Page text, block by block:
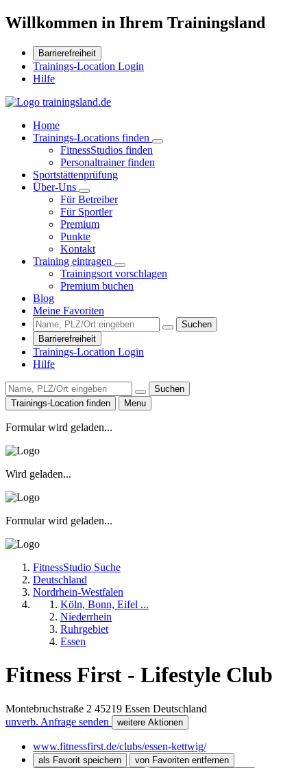
Willkommen in Ihrem Trainingsland
Barrierefreiheit
Trainings-Location Login
Hilfe
Home
Trainings-Locations finden
FitnessStudios finden
Personaltrainer finden
Sportstättenprüfung
Über-Uns
Für Betreiber
Für Sportler
Premium
Punkte
Kontakt
Training eintragen
Trainingsort vorschlagen
Premium buchen
Blog
Meine Favoriten
Suchen
Barrierefreiheit
Trainings-Location Login
Hilfe
Suchen
Trainings-Location finden
Menu
Formular wird geladen...
Wird geladen...
Formular wird geladen...
FitnessStudio Suche
Deutschland
Nordrhein-Westfalen
Köln, Bonn, Eifel ...
Niederrhein
Ruhrgebiet
Essen
Fitness First - Lifestyle Club
Montebruchstraße 2 45219 Essen Deutschland
unverb. Anfrage senden
weitere Aktionen
www.fitnessfirst.de/clubs/essen-kettwig/
als Favorit speichern
von Favoriten entfernen